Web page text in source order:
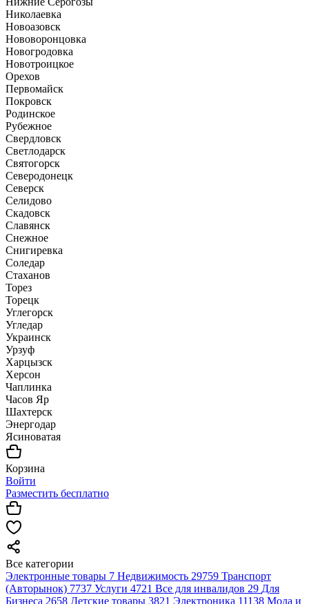
Николаевка
Новоазовск
Нововоронцовка
Новогродовка
Новотроицкое
Орехов
Первомайск
Покровск
Родинское
Рубежное
Свердловск
Светлодарск
Святогорск
Северодонецк
Северск
Селидово
Скадовск
Славянск
Снежное
Снигиревка
Соледар
Стаханов
Торез
Торецк
Углегорск
Угледар
Украинск
Урзуф
Харцызск
Херсон
Чаплинка
Часов Яр
Шахтерск
Энергодар
Ясиноватая
Корзина
Войти
Разместить бесплатно
Все категории
Электронные товары 7 Недвижимость 29759 Транспорт
(Авторынок) 7737 Услуги 4721 Все для инвалидов 29 Для
Бизнеса 2658 Детские товары 3821 Электроника 11138 Мода и